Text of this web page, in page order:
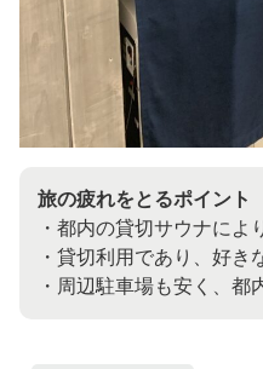
旅の疲れをとるポイント
・都内の貸切サウナによ
・貸切利用であり、好き
・周辺駐車場も安く、都